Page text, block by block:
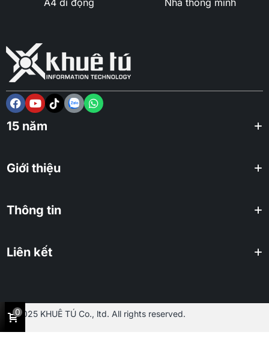
15 năm
Giới thiệu
Thông tin
Liên kết
2025 KHUÊ TÚ Co., ltd. All rights reserved.
0